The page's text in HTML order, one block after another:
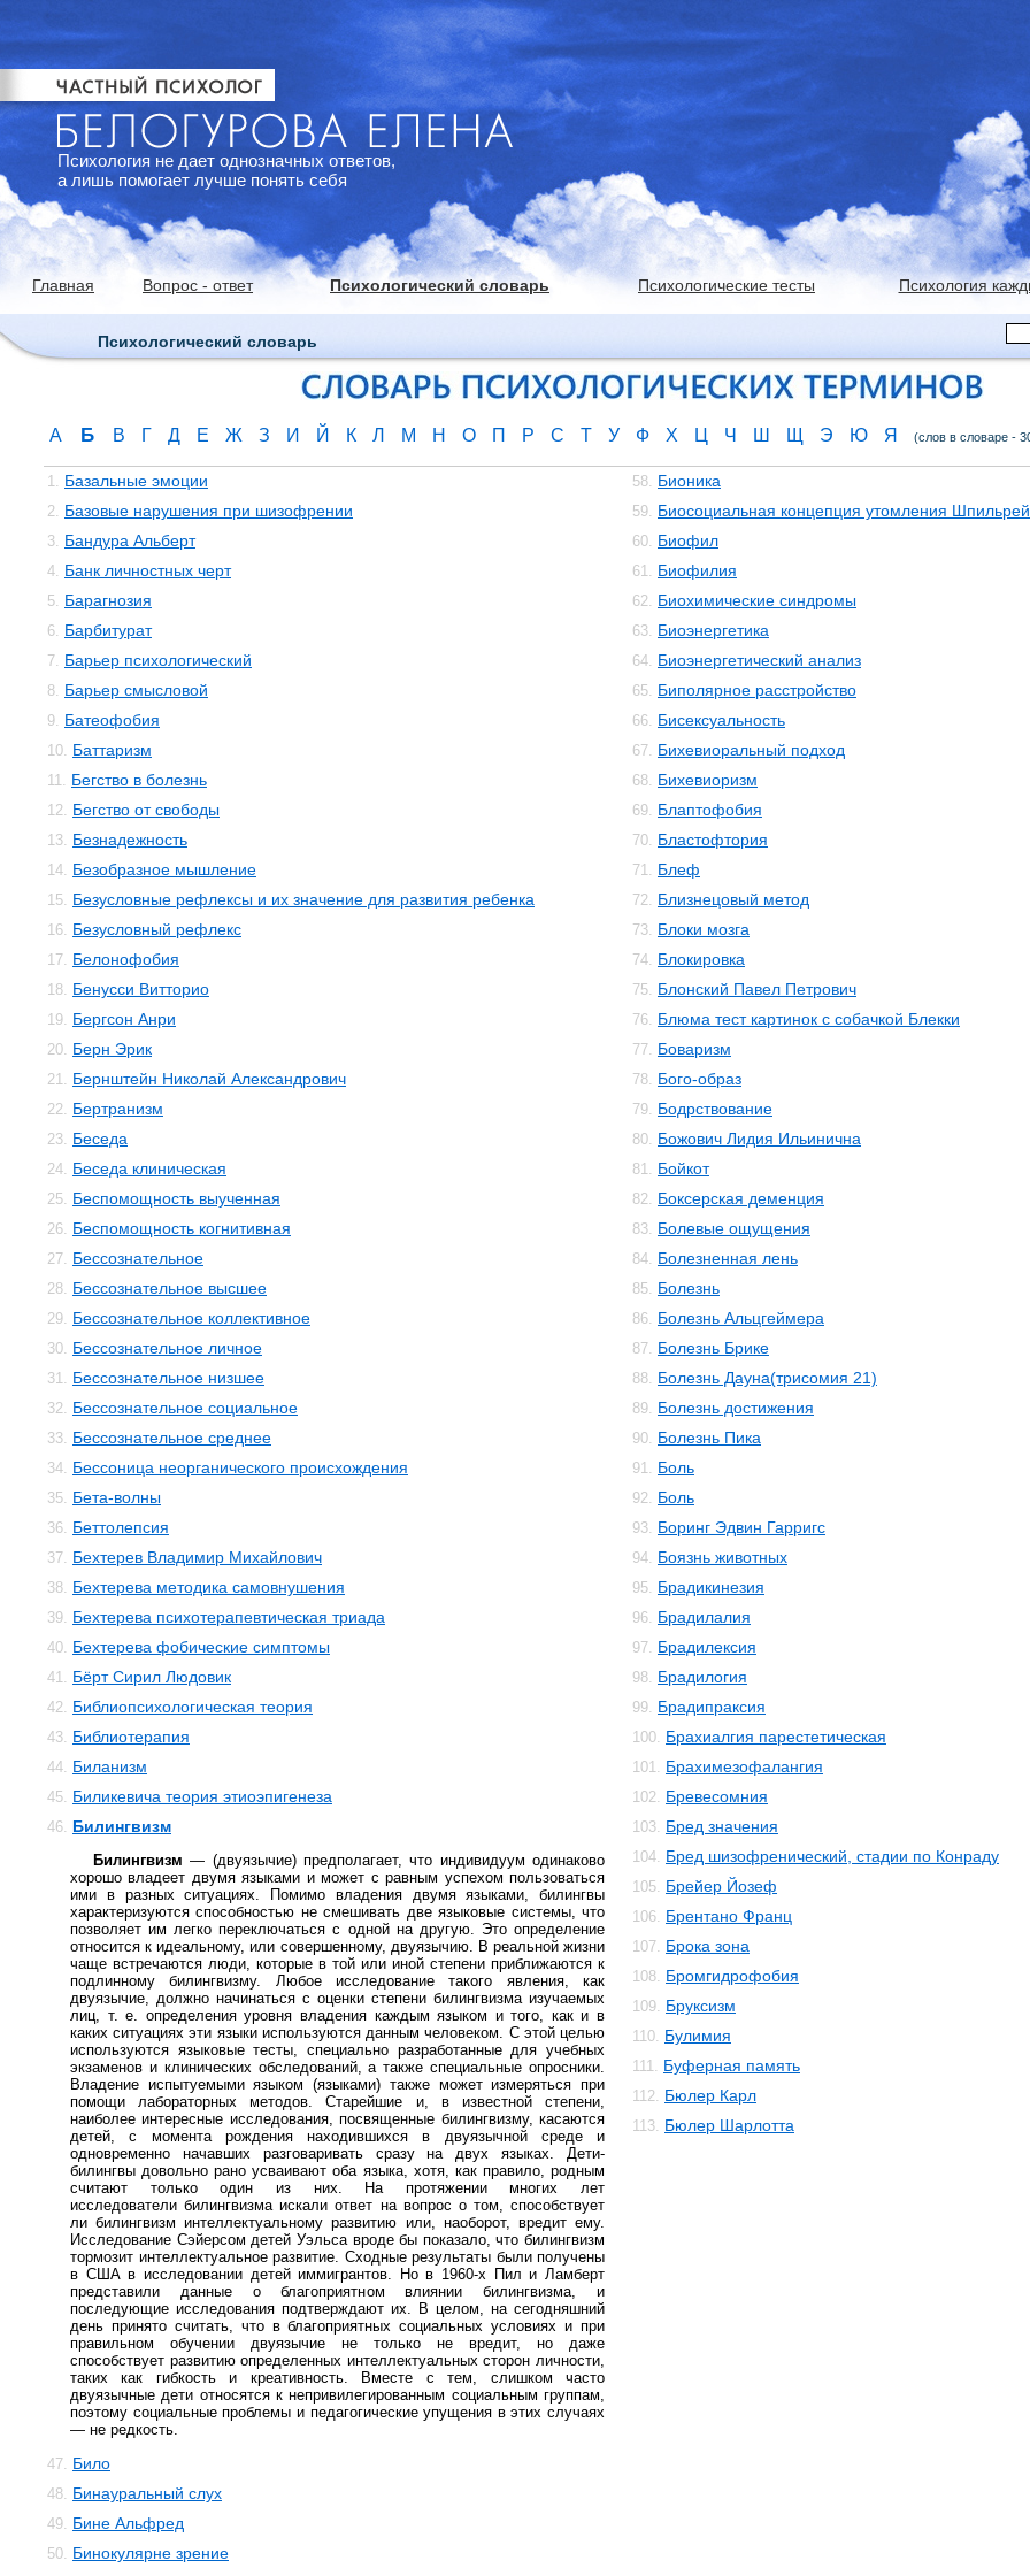
Психология не дает однозначных ответов,
а лишь помогает лучше понять себя
Главная Вопрос - ответ Психологический словарь Психологические тесты Психология
Психологический словарь
А Б В Г Д Е Ж З И Й К Л М Н О П Р С Т У Ф Х Ц Ч Ш Щ Э Ю Я (слов в словаре -
1. Базальные эмоции
2. Базовые нарушения при шизофрении
3. Бандура Альберт
4. Банк личностных черт
5. Барагнозия
6. Барбитурат
7. Барьер психологический
8. Барьер смысловой
9. Батеофобия
10. Баттаризм
11. Бегство в болезнь
12. Бегство от свободы
13. Безнадежность
14. Безобразное мышление
15. Безусловные рефлексы и их значение для развития ребенка
16. Безусловный рефлекс
17. Белонофобия
18. Бенусси Витторио
19. Бергсон Анри
20. Берн Эрик
21. Бернштейн Николай Александрович
22. Бертранизм
23. Беседа
24. Беседа клиническая
25. Беспомощность выученная
26. Беспомощность когнитивная
27. Бессознательное
28. Бессознательное высшее
29. Бессознательное коллективное
30. Бессознательное личное
31. Бессознательное низшее
32. Бессознательное социальное
33. Бессознательное среднее
34. Бессоница неорганического происхождения
35. Бета-волны
36. Беттолепсия
37. Бехтерев Владимир Михайлович
38. Бехтерева методика самовнушения
39. Бехтерева психотерапевтическая триада
40. Бехтерева фобические симптомы
41. Бёрт Сирил Людовик
42. Библиопсихологическая теория
43. Библиотерапия
44. Биланизм
45. Биликевича теория этиоэпигенеза
46. Билингвизм
Билингвизм — (двуязычие) предполагает, что индивидуум одинаково
хорошо владеет двумя языками и может с равным успехом пользоваться
ими в разных ситуациях. Помимо владения двумя языками, билингвы
характеризуются способностью не смешивать две языковые системы, что
позволяет им легко переключаться с одной на другую. Это определение
относится к идеальному, или совершенному, двуязычию. В реальной жизни
чаще встречаются люди, которые в той или иной степени приближаются к
подлинному билингвизму. Любое исследование такого явления, как
двуязычие, должно начинаться с оценки степени билингвизма изучаемых
лиц, т. е. определения уровня владения каждым языком и того, как и в
каких ситуациях эти языки используются данным человеком. С этой целью
используются языковые тесты, специально разработанные для учебных
экзаменов и клинических обследований, а также специальные опросники.
Владение испытуемыми языком (языками) также может измеряться при
помощи лабораторных методов. Старейшие и, в известной степени,
наиболее интересные исследования, посвященные билингвизму, касаются
детей, с момента рождения находившихся в двуязычной среде и
одновременно начавших разговаривать сразу на двух языках. Дети-
билингвы довольно рано усваивают оба языка, хотя, как правило, родным
считают только один из них. На протяжении многих лет
исследователи билингвизма искали ответ на вопрос о том, способствует
ли билингвизм интеллектуальному развитию или, наоборот, вредит ему.
Исследование Сэйерсом детей Уэльса вроде бы показало, что билингвизм
тормозит интеллектуальное развитие. Сходные результаты были получены
в США в исследовании детей иммигрантов. Но в 1960-х Пил и Ламберт
представили данные о благоприятном влиянии билингвизма, и
последующие исследования подтверждают их. В целом, на сегодняшний
день принято считать, что в благоприятных социальных условиях и при
правильном обучении двуязычие не только не вредит, но даже
способствует развитию определенных интеллектуальных сторон личности,
таких как гибкость и креативность. Вместе с тем, слишком часто
двуязычные дети относятся к непривилегированным социальным группам,
поэтому социальные проблемы и педагогические упущения в этих случаях
— не редкость.
47. Било
48. Бинауральный слух
49. Бине Альфред
50. Бинокулярне зрение
58. Бионика
59. Биосоциальная концепция утомления
60. Биофил
61. Биофилия
62. Биохимические синдромы
63. Биоэнергетика
64. Биоэнергетический анализ
65. Биполярное расстройство
66. Бисексуальность
67. Бихевиоральный подход
68. Бихевиоризм
69. Блаптофобия
70. Бластофтория
71. Блеф
72. Близнецовый метод
73. Блоки мозга
74. Блокировка
75. Блонский Павел Петрович
76. Блюма тест картинок с собачкой Блекки
77. Боваризм
78. Бого-образ
79. Бодрствование
80. Божович Лидия Ильинична
81. Бойкот
82. Боксерская деменция
83. Болевые ощущения
84. Болезненная лень
85. Болезнь
86. Болезнь Альцгеймера
87. Болезнь Брике
88. Болезнь Дауна(трисомия 21)
89. Болезнь достижения
90. Болезнь Пика
91. Боль
92. Боль
93. Боринг Эдвин Гарригс
94. Боязнь животных
95. Брадикинезия
96. Брадилалия
97. Брадилексия
98. Брадилогия
99. Брадипраксия
100. Брахиалгия парестетическая
101. Брахимезофалангия
102. Бревесомния
103. Бред значения
104. Бред шизофренический, стадии по Конраду
105. Брейер Йозеф
106. Брентано Франц
107. Брока зона
108. Бромгидрофобия
109. Бруксизм
110. Булимия
111. Буферная память
112. Бюлер Карл
113. Бюлер Шарлотта